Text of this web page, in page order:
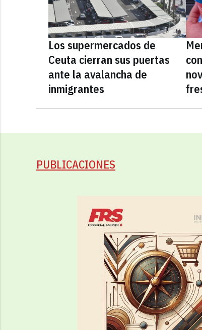
Los supermercados de
Ceuta cierran sus puertas
ante la avalancha de
inmigrantes
PUBLICACIONES